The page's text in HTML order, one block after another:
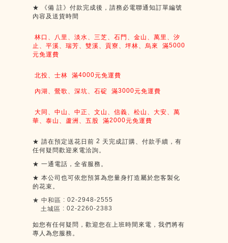
★
《備 註》付款完成後，請務必電聯通知訂單編號
內容及送貨時間
林口、八里、淡水、三芝、石門、金山、萬里、汐
止、平溪、瑞芳、雙溪、貢寮、坪林、烏來
滿5000
元免運費
北投、士林 滿4000元免運費
內湖、鶯歌、深坑、石碇 滿3000元免運費
大同、中山、中正、文山、信義、松山、大安、萬
華、泰山、蘆洲、五股
滿2000元免運費
★ 請在預定送花日前 2 天完成訂購、付款手續，有
任何疑問歡迎來電洽詢。
★ 一通電話，全省服務。
★ 本公司也可依您預算為您量身打造屬於您客製化
的花束。
★ 中和區 : 02-2948-2555
土城區 : 02-2260-2383
如您有任何疑問，歡迎您在上班時間來電，我們將有
專人為您服務。